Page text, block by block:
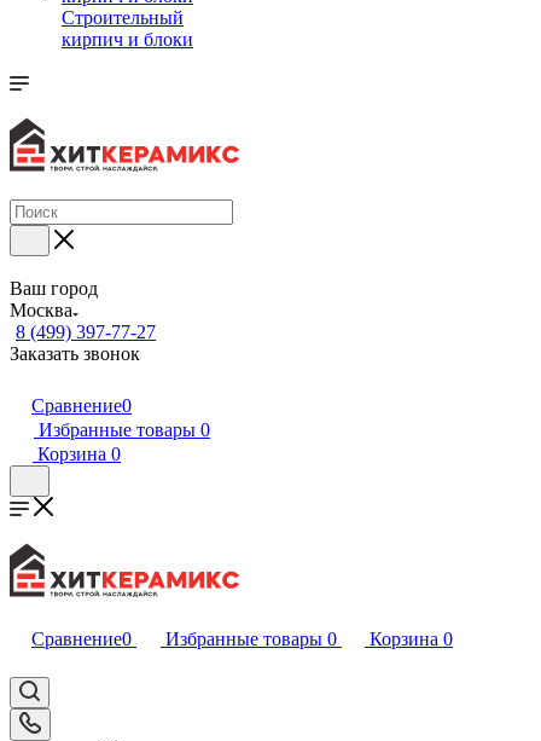
Строительный
кирпич и блоки
Ваш город
Москва
8 (499) 397-77-27
Заказать звонок
Сравнение0
Избранные товары 0
Корзина 0
Сравнение0 Избранные товары 0 Корзина 0